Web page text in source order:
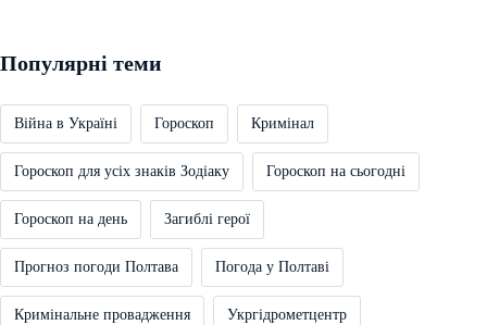
Популярні теми
Війна в Україні Гороскоп Кримінал
Гороскоп для усіх знаків Зодіаку Гороскоп на сьогодні
Гороскоп на день Загиблі герої
Прогноз погоди Полтава Погода у Полтаві
Кримінальне провадження Укргідрометцентр